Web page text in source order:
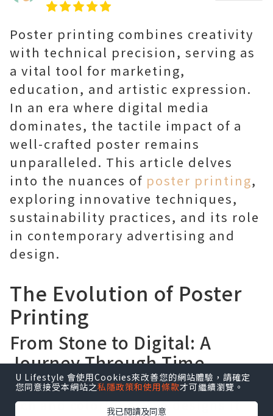
Poster printing combines creativity
with technical precision, serving as
a vital tool for marketing,
education, and artistic expression.
In an era where digital media
dominates, the tactile impact of a
well-crafted poster remains
unparalleled. This article delves
into the nuances of poster printing,
exploring innovative techniques,
sustainability practices, and its role
in contemporary advertising and
design.
The Evolution of Poster
Printing
From Stone to Digital: A
Journey Through Time
The history of poster printing is as
rich and colorful as the designs it
U Lifestyle 會使用Cookies來改善您的網站體驗，請確定
您同意接受本網站之私隱政策和使用條款才可繼續瀏覽。
我已閱讀及同意